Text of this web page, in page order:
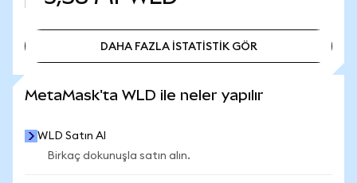
DAHA FAZLA İSTATİSTİK GÖR
MetaMask'ta WLD ile neler yapılır
WLD Satın Al
Birkaç dokunuşla satın alın.